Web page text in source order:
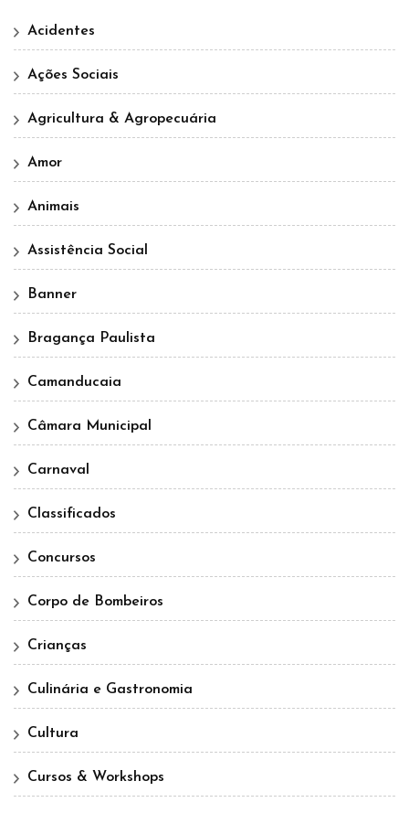
Acidentes
Ações Sociais
Agricultura & Agropecuária
Amor
Animais
Assistência Social
Banner
Bragança Paulista
Camanducaia
Câmara Municipal
Carnaval
Classificados
Concursos
Corpo de Bombeiros
Crianças
Culinária e Gastronomia
Cultura
Cursos & Workshops